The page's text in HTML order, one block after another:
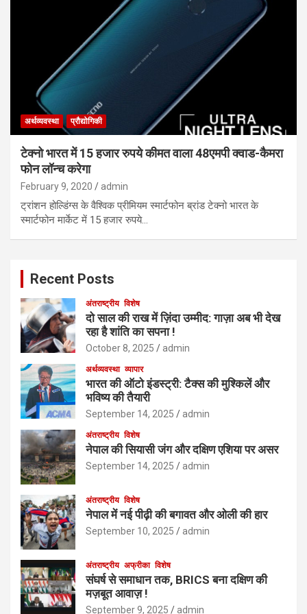
अर्थव्यवस्था प्रौद्योगिकी
टेक्नो भारत में 15 हजार रुपये कीमत वाला 48एमपी क्वाड-कैमरा
फोन लॉन्च करेगा
February 9, 2020 admin
ट्रांशन होल्डिंग्स के वैश्विक प्रीमियम स्मार्टफोन ब्रांड टेक्नो भारत के
स्मार्टफोन मार्केट में 15 हजार रुपये…
Recent Posts
अंतराष्ट्रीय विशेष
दो साल की राख में ज़िंदा उम्मीद: गाज़ा अब भी देख
रहा है शांति का सपना !
October 8, 2025 admin
अर्थव्यवस्था व्यापार
भारत की ऑटो इंडस्ट्री: टैक्स की मुश्किलें और
भविष्य की तैयारी
September 14, 2025 admin
अंतराष्ट्रीय विशेष
नेपाल की सियासी जंग और दक्षिण एशिया पर असर
September 14, 2025 admin
अंतराष्ट्रीय विशेष
नेपाल में नई पीढ़ी की बगावत और ओली की हार
September 10, 2025 admin
अंतराष्ट्रीय अफ्रीका विशेष
संघर्ष से समाधान तक, BRICS बना दक्षिण की
मज़बूत आवाज़ !
September 9, 2025 admin